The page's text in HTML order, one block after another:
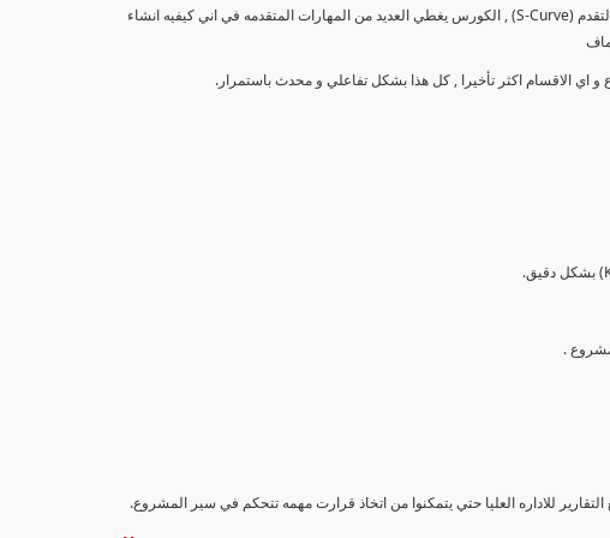
تهدف هذه الدورة إلى تزويد المشاركين بالمهارات والمعرفة اللازمة لإنشاء وتحليل منحنيات التقدم (S-Curve) , الكورس يغطي العديد من المهارات المتقدمه في اني كيفيه انشاء
للاداره العليا حتي يتمكنوا من اتخاذ قرارت مهمه تتحكم في سير المشروع.